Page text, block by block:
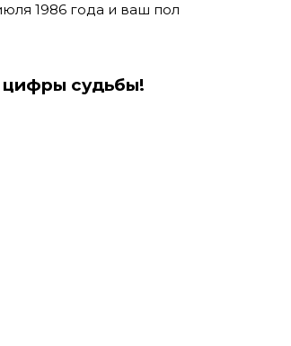
1986 года и ваш пол
судьбы!